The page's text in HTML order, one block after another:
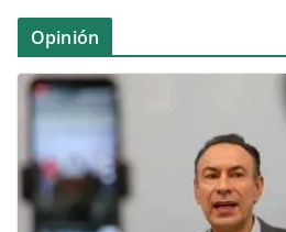
Opinión